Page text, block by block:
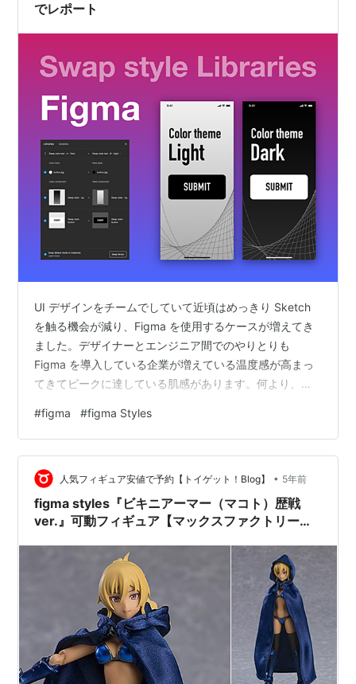
でレポート
UI デザインをチームでしていて近頃はめっきり Sketch
を触る機会が減り、Figma を使用するケースが増えてき
ました。デザイナーとエンジニア間でのやりとりも
Figma を導入している企業が増えている温度感が高まっ
てきてピークに達している肌感があります。何より、
で Adobe 傘下に入るやもしれぬことが発表され驚かされ
ました。 これを機にさらに使い易くなるといいですね！
Figma を普段触っていてアップデート毎に Auto Layout
機能等も以前よりは分かり易くなり、微細な調整機能も
充実してきています。そして、数…
#figma #figma Styles
人気フィギュア安値で予約【トイゲット！Blog】 • 5年前
figma styles『ビキニアーマー（マコト）歴戦
ver.』可動フィギュア【マックスファクトリー】